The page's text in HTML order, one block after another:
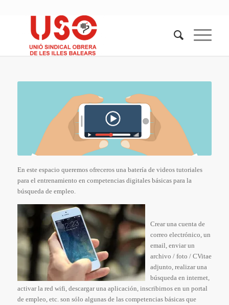
En este espacio queremos ofreceros una batería de videos tutoriales
para el entrenamiento en competencias digitales básicas para la
búsqueda de empleo.
Crear una cuenta de
correo electrónico, un
email, enviar un
archivo / foto / CVitae
adjunto, realizar una
búsqueda en internet,
activar la red wifi, descargar una aplicación, inscribirnos en un portal
de empleo, etc. son sólo algunas de las competencias básicas que